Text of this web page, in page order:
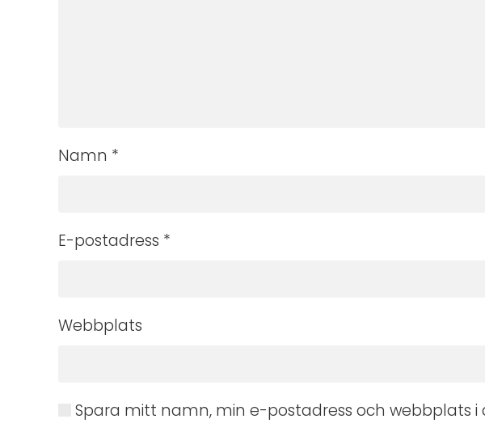
Namn *
E-postadress *
Webbplats
Spara mitt namn, min e-postadress och webbplats